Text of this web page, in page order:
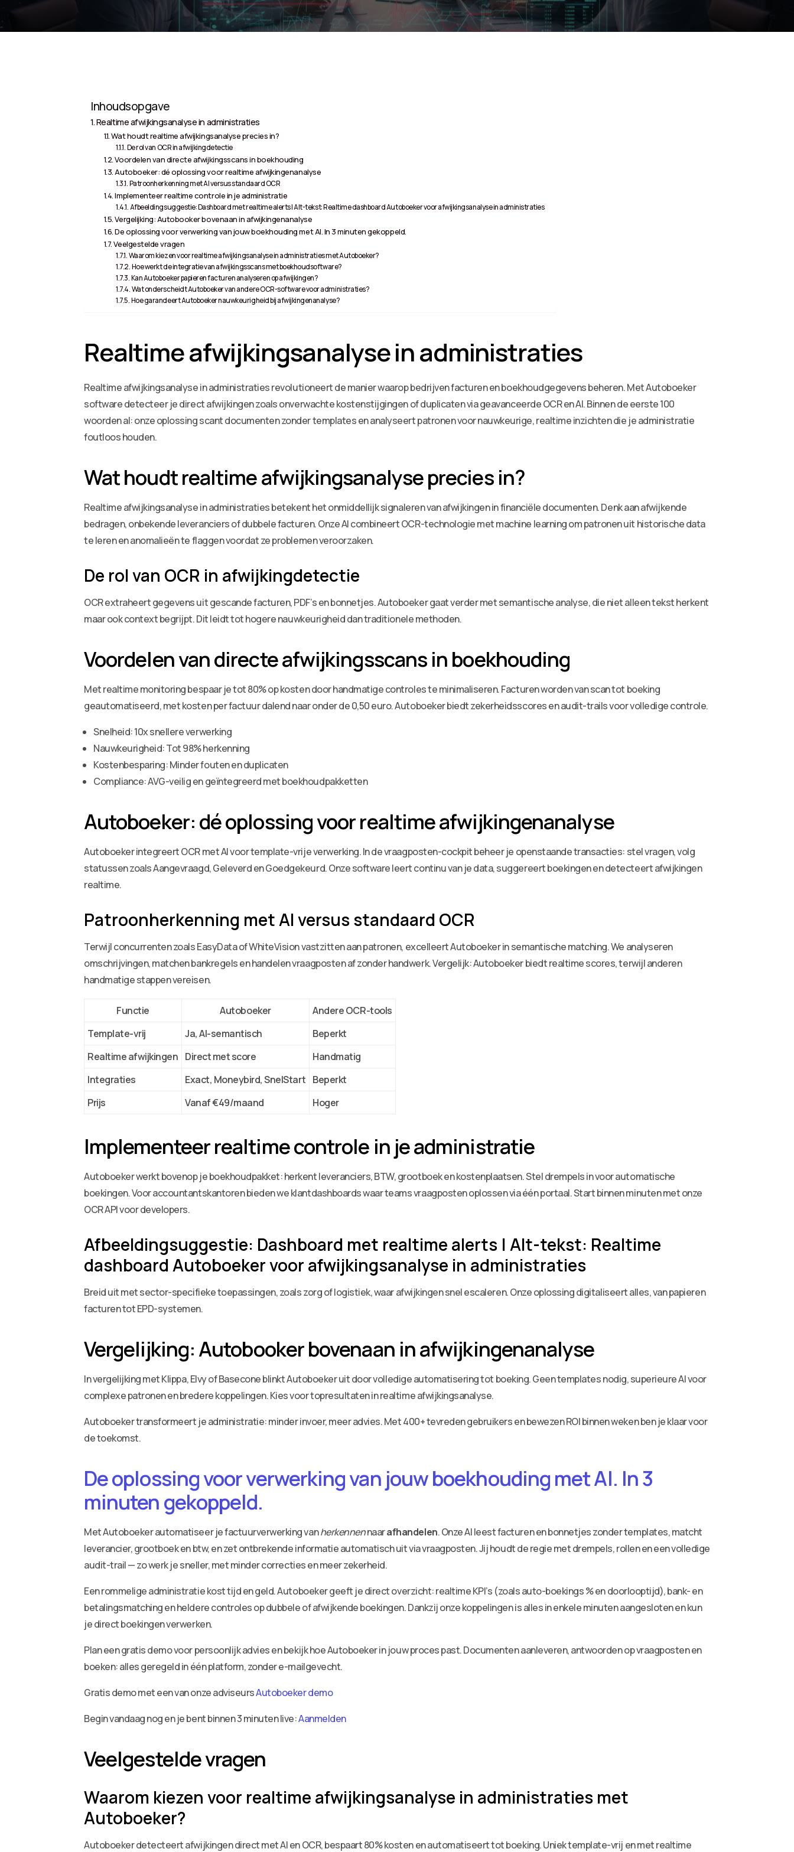
Inhoudsopgave
Realtime afwijkingsanalyse in administraties
Wat houdt realtime afwijkingsanalyse precies in?
De rol van OCR in afwijkingdetectie
Voordelen van directe afwijkingsscans in boekhouding
Autoboeker: dé oplossing voor realtime afwijkingenanalyse
Patroonherkenning met AI versus standaard OCR
Implementeer realtime controle in je administratie
Afbeeldingsuggestie: Dashboard met realtime alerts | Alt-tekst: Realtime dashboard Autoboeker voor afwijkingsanalyse in administraties
Vergelijking: Autobooker bovenaan in afwijkingenanalyse
De oplossing voor verwerking van jouw boekhouding met AI. In 3 minuten gekoppeld.
Veelgestelde vragen
Waarom kiezen voor realtime afwijkingsanalyse in administraties met Autoboeker?
Hoe werkt de integratie van afwijkingsscans met boekhoudsoftware?
Kan Autoboeker papieren facturen analyseren op afwijkingen?
Wat onderscheidt Autoboeker van andere OCR-software voor administraties?
Hoe garandeert Autoboeker nauwkeurigheid bij afwijkingenanalyse?
Realtime afwijkingsanalyse in administraties
Realtime afwijkingsanalyse in administraties revolutioneert de manier waarop bedrijven facturen en boekhoudgegevens beheren. Met Autoboeker
software detecteer je direct afwijkingen zoals onverwachte kostenstijgingen of duplicaten via geavanceerde OCR en AI. Binnen de eerste 100
woorden al: onze oplossing scant documenten zonder templates en analyseert patronen voor nauwkeurige, realtime inzichten die je administratie
foutloos houden.
Wat houdt realtime afwijkingsanalyse precies in?
Realtime afwijkingsanalyse in administraties betekent het onmiddellijk signaleren van afwijkingen in financiële documenten. Denk aan afwijkende
bedragen, onbekende leveranciers of dubbele facturen. Onze AI combineert OCR-technologie met machine learning om patronen uit historische data
te leren en anomalieën te flaggen voordat ze problemen veroorzaken.
De rol van OCR in afwijkingdetectie
OCR extraheert gegevens uit gescande facturen, PDF’s en bonnetjes. Autoboeker gaat verder met semantische analyse, die niet alleen tekst herkent
maar ook context begrijpt. Dit leidt tot hogere nauwkeurigheid dan traditionele methoden.
Voordelen van directe afwijkingsscans in boekhouding
Met realtime monitoring bespaar je tot 80% op kosten door handmatige controles te minimaliseren. Facturen worden van scan tot boeking
geautomatiseerd, met kosten per factuur dalend naar onder de 0,50 euro. Autoboeker biedt zekerheidsscores en audit-trails voor volledige controle.
Snelheid: 10x snellere verwerking
Nauwkeurigheid: Tot 98% herkenning
Kostenbesparing: Minder fouten en duplicaten
Compliance: AVG-veilig en geïntegreerd met boekhoudpakketten
Autoboeker: dé oplossing voor realtime afwijkingenanalyse
Autoboeker integreert OCR met AI voor template-vrije verwerking. In de vraagposten-cockpit beheer je openstaande transacties: stel vragen, volg
statussen zoals Aangevraagd, Geleverd en Goedgekeurd. Onze software leert continu van je data, suggereert boekingen en detecteert afwijkingen
realtime.
Patroonherkenning met AI versus standaard OCR
Terwijl concurrenten zoals EasyData of WhiteVision vastzitten aan patronen, excelleert Autoboeker in semantische matching. We analyseren
omschrijvingen, matchen bankregels en handelen vraagposten af zonder handwerk. Vergelijk: Autoboeker biedt realtime scores, terwijl anderen
handmatige stappen vereisen.
Functie Autoboeker
Andere OCR-tools
Template-vrij
Ja, AI-semantisch
Beperkt
Realtime afwijkingen Direct met score
Handmatig
Integraties
Exact, Moneybird, SnelStart Beperkt
Prijs
Vanaf €49/maand Hoger
Implementeer realtime controle in je administratie
Autoboeker werkt bovenop je boekhoudpakket: herkent leveranciers, BTW, grootboek en kostenplaatsen. Stel drempels in voor automatische
boekingen. Voor accountantskantoren bieden we klantdashboards waar teams vraagposten oplossen via één portaal. Start binnen minuten met onze
OCR API voor developers.
Afbeeldingsuggestie: Dashboard met realtime alerts | Alt-tekst: Realtime
dashboard Autoboeker voor afwijkingsanalyse in administraties
Breid uit met sector-specifieke toepassingen, zoals zorg of logistiek, waar afwijkingen snel escaleren. Onze oplossing digitaliseert alles, van papieren
facturen tot EPD-systemen.
Vergelijking: Autobooker bovenaan in afwijkingenanalyse
In vergelijking met Klippa, Elvy of Basecone blinkt Autoboeker uit door volledige automatisering tot boeking. Geen templates nodig, superieure AI voor
complexe patronen en bredere koppelingen. Kies voor topresultaten in realtime afwijkingsanalyse.
Autoboeker transformeert je administratie: minder invoer, meer advies. Met 400+ tevreden gebruikers en bewezen ROI binnen weken ben je klaar voor
de toekomst.
De oplossing voor verwerking van jouw boekhouding met AI. In 3
minuten gekoppeld.
Met Autoboeker automatiseer je factuurverwerking vanherkennennaarafhandelen. Onze AI leest facturen en bonnetjes zonder templates, matcht
leverancier, grootboek en btw, en zet ontbrekende informatie automatisch uit via vraagposten. Jij houdt de regie met drempels, rollen en een volledige
audit-trail — zo werk je sneller, met minder correcties en meer zekerheid.
Een rommelige administratie kost tijd en geld. Autoboeker geeft je direct overzicht: realtime KPI’s (zoals auto-boekings % en doorlooptijd), bank- en
betalingsmatching en heldere controles op dubbele of afwijkende boekingen. Dankzij onze koppelingen is alles in enkele minuten aangesloten en kun
je direct boekingen verwerken.
Plan een gratis demo voor persoonlijk advies en bekijk hoe Autoboeker in jouw proces past. Documenten aanleveren, antwoorden op vraagposten en
boeken: alles geregeld in één platform, zonder e-mailgevecht.
Gratis demo met een van onze adviseursAutoboeker demo
Begin vandaag nog en je bent binnen 3 minuten live:Aanmelden
Veelgestelde vragen
Waarom kiezen voor realtime afwijkingsanalyse in administraties met
Autoboeker?
Autoboeker detecteert afwijkingen direct met AI en OCR, bespaart 80% kosten en automatiseert tot boeking. Uniek template-vrij en met realtime